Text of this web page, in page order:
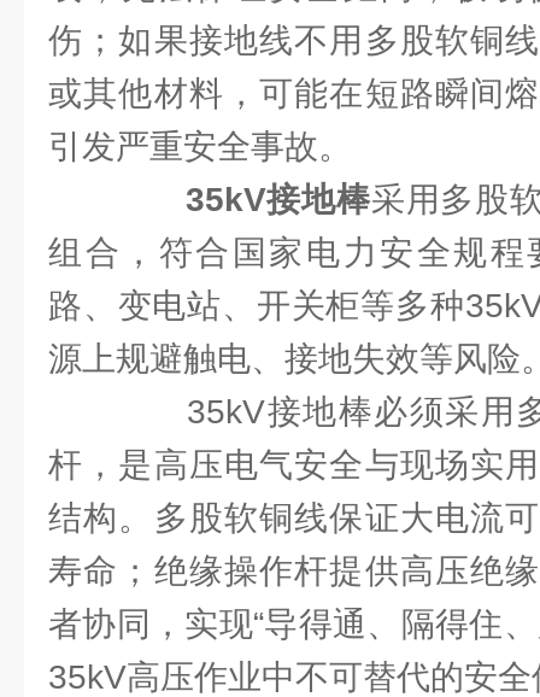
伤；如果接地线不用多股软铜
或其他材料，可能在短路瞬间
引发严重安全事故。
35kV接地棒采用多股
组合，符合国家电力安全规程
路、变电站、开关柜等多种
源上规避触电、接地失效等风险
35kV接地棒必须采用
杆，是高压电气安全与现场实
结构。多股软铜线保证大电流
寿命；绝缘操作杆提供高压绝
者协同，实现“导得通、隔得住
35kV高压作业中不可替代的安